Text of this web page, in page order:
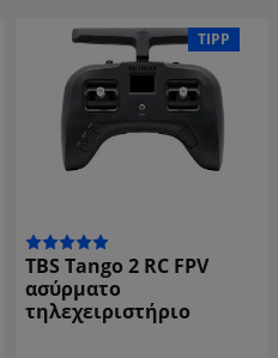
ΜΕΙΩΜΈΝΟΣ!
Προσαρμογέας PWM
TBS Crossfire Nano RX
6CH